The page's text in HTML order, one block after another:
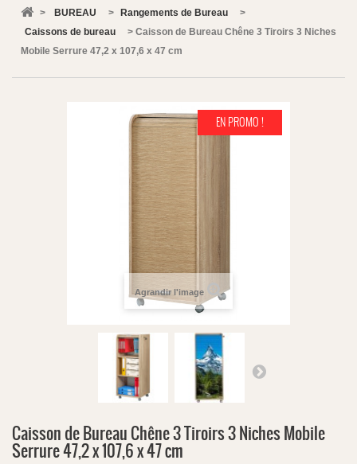
> BUREAU > Rangements de Bureau
>
Caissons de bureau
> Caisson de Bureau Chêne 3 Tiroirs 3 Niches
Mobile Serrure 47,2 x 107,6 x 47 cm
EN PROMO !
Agrandir l'image
Caisson de Bureau Chêne 3 Tiroirs 3 Niches Mobile
Serrure 47,2 x 107,6 x 47 cm